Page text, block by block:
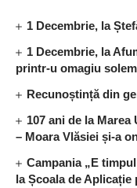
1 Decembrie, la
1 Decembrie, la
printr-u omagiu
Recunoștință din
107 ani de la
– Moara Vlăsiei și-a
Campania „E
la Școala de